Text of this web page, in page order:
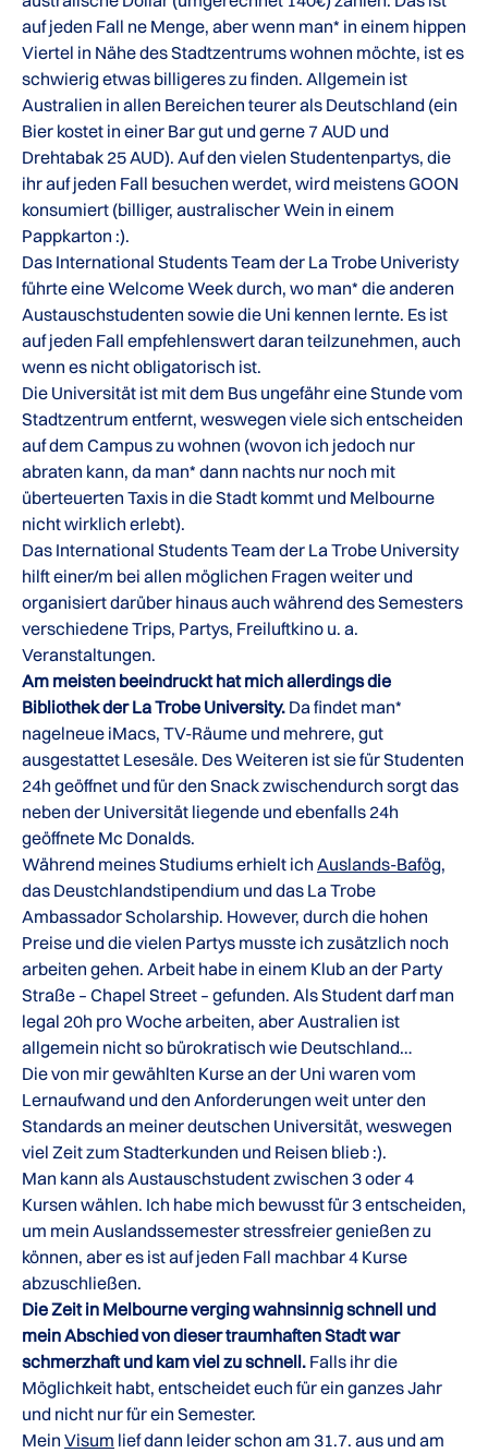
auf jeden Fall ne Menge, aber wenn man* in einem hippen
Viertel in Nähe des Stadtzentrums wohnen möchte, ist es
schwierig etwas billigeres zu finden. Allgemein ist
Australien in allen Bereichen teurer als Deutschland (ein
Bier kostet in einer Bar gut und gerne 7 AUD und
Drehtabak 25 AUD). Auf den vielen Studentenpartys, die
ihr auf jeden Fall besuchen werdet, wird meistens GOON
konsumiert (billiger, australischer Wein in einem
Pappkarton :).
Das International Students Team der La Trobe Univeristy
führte eine Welcome Week durch, wo man* die anderen
Austauschstudenten sowie die Uni kennen lernte. Es ist
auf jeden Fall empfehlenswert daran teilzunehmen, auch
wenn es nicht obligatorisch ist.
Die Universität ist mit dem Bus ungefähr eine Stunde vom
Stadtzentrum entfernt, weswegen viele sich entscheiden
auf dem Campus zu wohnen (wovon ich jedoch nur
abraten kann, da man* dann nachts nur noch mit
überteuerten Taxis in die Stadt kommt und Melbourne
nicht wirklich erlebt).
Das International Students Team der La Trobe University
hilft einer/m bei allen möglichen Fragen weiter und
organisiert darüber hinaus auch während des Semesters
verschiedene Trips, Partys, Freiluftkino u. a.
Veranstaltungen.
Am meisten beeindruckt hat mich allerdings die
Bibliothek der La Trobe University. Da findet man*
nagelneue iMacs, TV-Räume und mehrere, gut
ausgestattet Lesesäle. Des Weiteren ist sie für Studenten
24h geöffnet und für den Snack zwischendurch sorgt das
neben der Universität liegende und ebenfalls 24h
geöffnete Mc Donalds.
Während meines Studiums erhielt ich Auslands-Bafög,
das Deustchlandstipendium und das La Trobe
Ambassador Scholarship. However, durch die hohen
Preise und die vielen Partys musste ich zusätzlich noch
arbeiten gehen. Arbeit habe in einem Klub an der Party
Straße – Chapel Street – gefunden. Als Student darf man
legal 20h pro Woche arbeiten, aber Australien ist
allgemein nicht so bürokratisch wie Deutschland…
Die von mir gewählten Kurse an der Uni waren vom
Lernaufwand und den Anforderungen weit unter den
Standards an meiner deutschen Universität, weswegen
viel Zeit zum Stadterkunden und Reisen blieb :).
Man kann als Austauschstudent zwischen 3 oder 4
Kursen wählen. Ich habe mich bewusst für 3 entscheiden,
um mein Auslandssemester stressfreier genießen zu
können, aber es ist auf jeden Fall machbar 4 Kurse
abzuschließen.
Die Zeit in Melbourne verging wahnsinnig schnell und
mein Abschied von dieser traumhaften Stadt war
schmerzhaft und kam viel zu schnell. Falls ihr die
Möglichkeit habt, entscheidet euch für ein ganzes Jahr
und nicht nur für ein Semester.
Mein Visum lief dann leider schon am 31.7. aus und am